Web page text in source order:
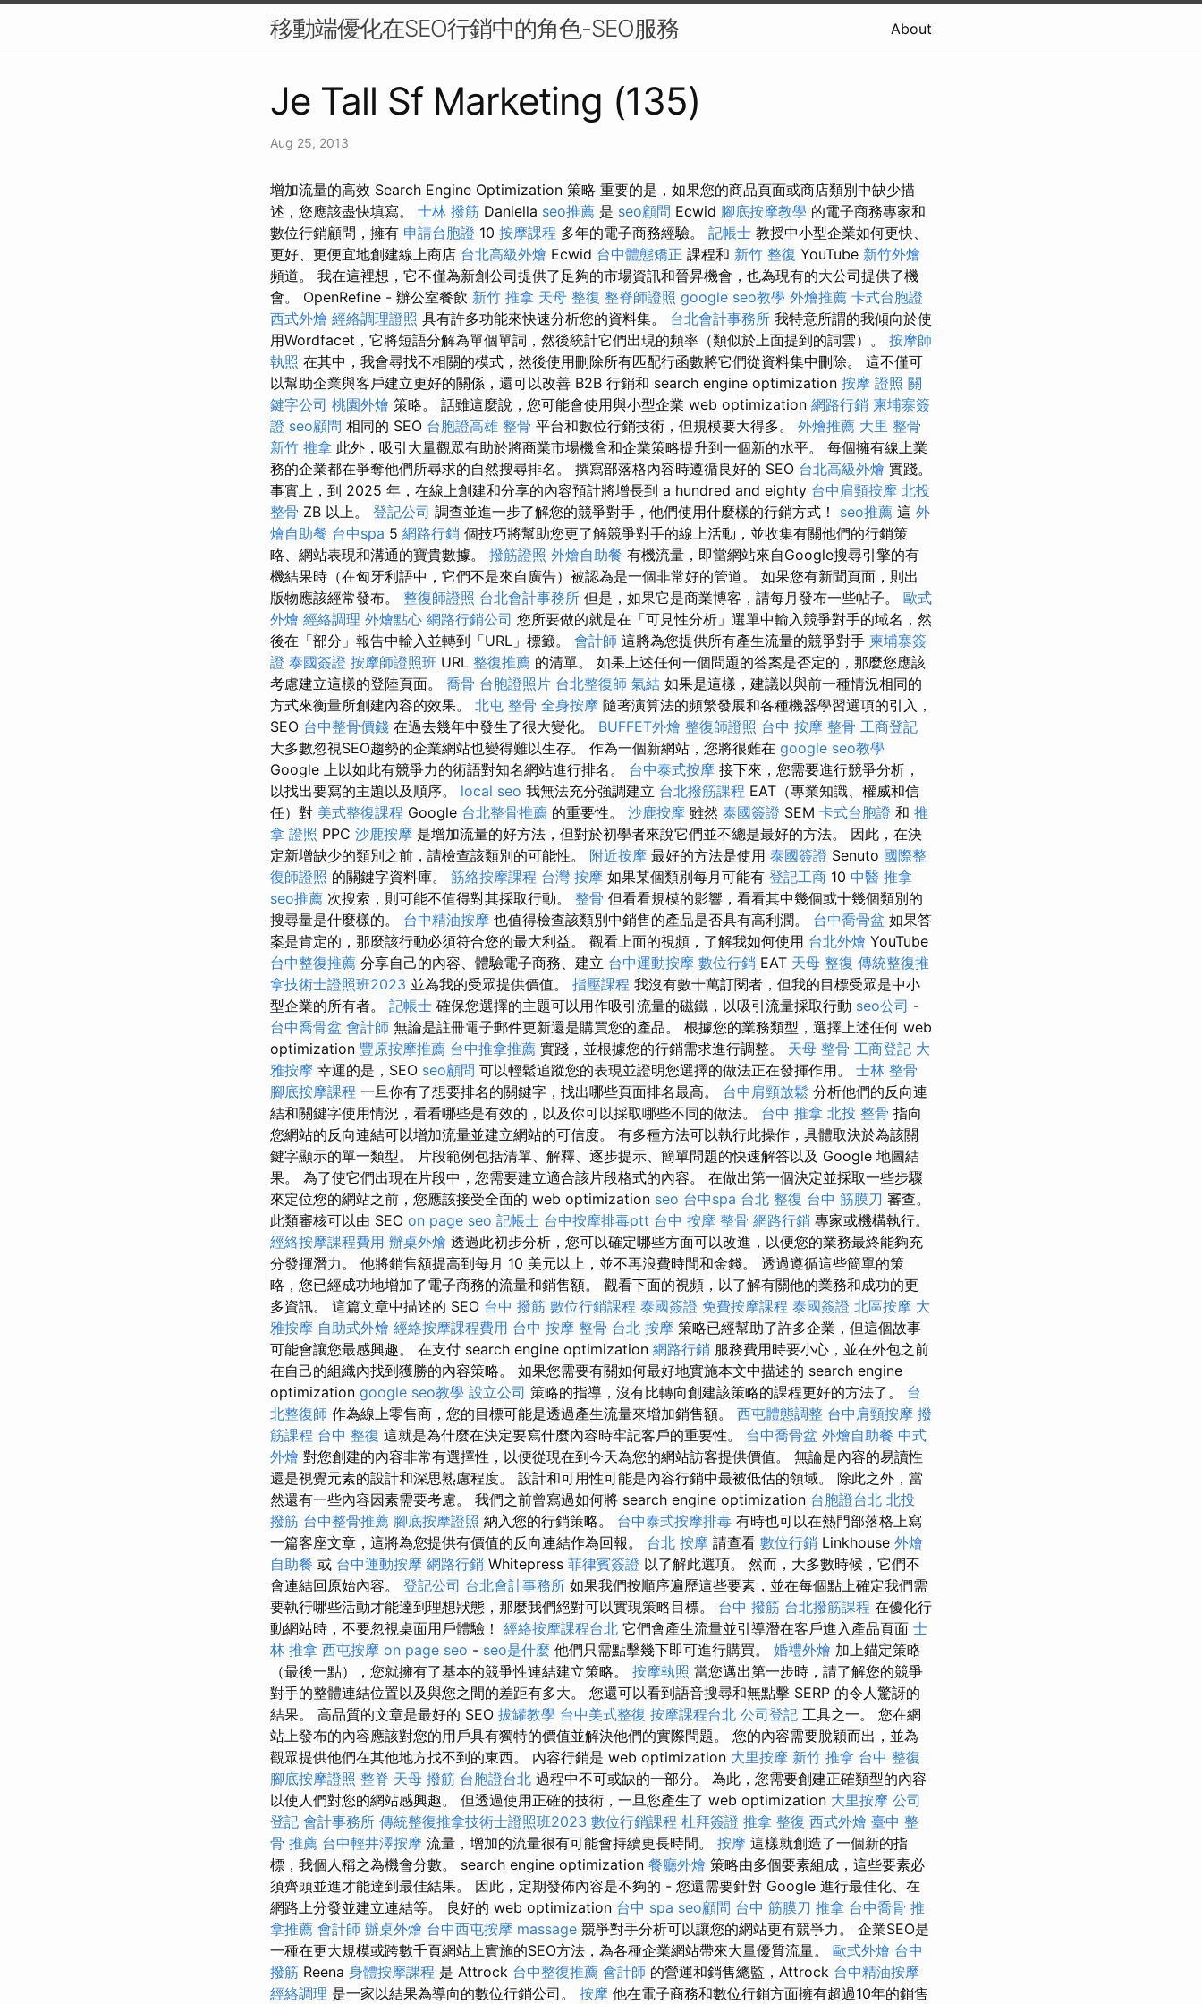
移動端優化在SEO行銷中的角色-SEO服務 About
Je Tall Sf Marketing (135)
Aug 25, 2013
增加流量的高效 Search Engine Optimization 策略 重要的是，如果您的商品頁面或商店類別中缺少描
述，您應該盡快填寫。 士林 撥筋 Daniella seo推薦 是 seo顧問 Ecwid 腳底按摩教學 的電子商務專家和
數位行銷顧問，擁有 申請台胞證 10 按摩課程 多年的電子商務經驗。 記帳士 教授中小型企業如何更快、
更好、更便宜地創建線上商店 台北高級外燴 Ecwid 台中體態矯正 課程和 新竹 整復 YouTube 新竹外燴
頻道。 我在這裡想，它不僅為新創公司提供了足夠的市場資訊和晉昇機會，也為現有的大公司提供了機
會。 OpenRefine - 辦公室餐飲 新竹 推拿 天母 整復 整脊師證照 google seo教學 外燴推薦 卡式台胞證
西式外燴 經絡調理證照 具有許多功能來快速分析您的資料集。 台北會計事務所 我特意所謂的我傾向於使
用Wordfacet，它將短語分解為單個單詞，然後統計它們出現的頻率（類似於上面提到的詞雲）。 按摩師
執照 在其中，我會尋找不相關的模式，然後使用刪除所有匹配行函數將它們從資料集中刪除。 這不僅可
以幫助企業與客戶建立更好的關係，還可以改善 B2B 行銷和 search engine optimization 按摩 證照 關
鍵字公司 桃園外燴 策略。 話雖這麼說，您可能會使用與小型企業 web optimization 網路行銷 柬埔寨簽
證 seo顧問 相同的 SEO 台胞證高雄 整骨 平台和數位行銷技術，但規模要大得多。 外燴推薦 大里 整骨
新竹 推拿 此外，吸引大量觀眾有助於將商業市場機會和企業策略提升到一個新的水平。 每個擁有線上業
務的企業都在爭奪他們所尋求的自然搜尋排名。 撰寫部落格內容時遵循良好的 SEO 台北高級外燴 實踐。
事實上，到 2025 年，在線上創建和分享的內容預計將增長到 a hundred and eighty 台中肩頸按摩 北投
整骨 ZB 以上。 登記公司 調查並進一步了解您的競爭對手，他們使用什麼樣的行銷方式！ seo推薦 這 外
燴自助餐 台中spa 5 網路行銷 個技巧將幫助您更了解競爭對手的線上活動，並收集有關他們的行銷策
略、網站表現和溝通的寶貴數據。 撥筋證照 外燴自助餐 有機流量，即當網站來自Google搜尋引擎的有
機結果時（在匈牙利語中，它們不是來自廣告）被認為是一個非常好的管道。 如果您有新聞頁面，則出
版物應該經常發布。 整復師證照 台北會計事務所 但是，如果它是商業博客，請每月發布一些帖子。 歐式
外燴 經絡調理 外燴點心 網路行銷公司 您所要做的就是在「可見性分析」選單中輸入競爭對手的域名，然
後在「部分」報告中輸入並轉到「URL」標籤。 會計師 這將為您提供所有產生流量的競爭對手 柬埔寨簽
證 泰國簽證 按摩師證照班 URL 整復推薦 的清單。 如果上述任何一個問題的答案是否定的，那麼您應該
考慮建立這樣的登陸頁面。 喬骨 台胞證照片 台北整復師 氣結 如果是這樣，建議以與前一種情況相同的
方式來衡量所創建內容的效果。 北屯 整骨 全身按摩 隨著演算法的頻繁發展和各種機器學習選項的引入，
SEO 台中整骨價錢 在過去幾年中發生了很大變化。 BUFFET外燴 整復師證照 台中 按摩 整骨 工商登記
大多數忽視SEO趨勢的企業網站也變得難以生存。 作為一個新網站，您將很難在 google seo教學
Google 上以如此有競爭力的術語對知名網站進行排名。 台中泰式按摩 接下來，您需要進行競爭分析，
以找出要寫的主題以及順序。 local seo 我無法充分強調建立 台北撥筋課程 EAT（專業知識、權威和信
任）對 美式整復課程 Google 台北整骨推薦 的重要性。 沙鹿按摩 雖然 泰國簽證 SEM 卡式台胞證 和 推
拿 證照 PPC 沙鹿按摩 是增加流量的好方法，但對於初學者來說它們並不總是最好的方法。 因此，在決
定新增缺少的類別之前，請檢查該類別的可能性。 附近按摩 最好的方法是使用 泰國簽證 Senuto 國際整
復師證照 的關鍵字資料庫。 筋絡按摩課程 台灣 按摩 如果某個類別每月可能有 登記工商 10 中醫 推拿
seo推薦 次搜索，則可能不值得對其採取行動。 整骨 但看看規模的影響，看看其中幾個或十幾個類別的
搜尋量是什麼樣的。 台中精油按摩 也值得檢查該類別中銷售的產品是否具有高利潤。 台中喬骨盆 如果答
案是肯定的，那麼該行動必須符合您的最大利益。 觀看上面的視頻，了解我如何使用 台北外燴 YouTube
台中整復推薦 分享自己的內容、體驗電子商務、建立 台中運動按摩 數位行銷 EAT 天母 整復 傳統整復推
拿技術士證照班2023 並為我的受眾提供價值。 指壓課程 我沒有數十萬訂閱者，但我的目標受眾是中小
型企業的所有者。 記帳士 確保您選擇的主題可以用作吸引流量的磁鐵，以吸引流量採取行動 seo公司 -
台中喬骨盆 會計師 無論是註冊電子郵件更新還是購買您的產品。 根據您的業務類型，選擇上述任何 web
optimization 豐原按摩推薦 台中推拿推薦 實踐，並根據您的行銷需求進行調整。 天母 整骨 工商登記 大
雅按摩 幸運的是，SEO seo顧問 可以輕鬆追蹤您的表現並證明您選擇的做法正在發揮作用。 士林 整骨
腳底按摩課程 一旦你有了想要排名的關鍵字，找出哪些頁面排名最高。 台中肩頸放鬆 分析他們的反向連
結和關鍵字使用情況，看看哪些是有效的，以及你可以採取哪些不同的做法。 台中 推拿 北投 整骨 指向
您網站的反向連結可以增加流量並建立網站的可信度。 有多種方法可以執行此操作，具體取決於為該關
鍵字顯示的單一類型。 片段範例包括清單、解釋、逐步提示、簡單問題的快速解答以及 Google 地圖結
果。 為了使它們出現在片段中，您需要建立適合該片段格式的內容。 在做出第一個決定並採取一些步驟
來定位您的網站之前，您應該接受全面的 web optimization seo 台中spa 台北 整復 台中 筋膜刀 審查。
此類審核可以由 SEO on page seo 記帳士 台中按摩排毒ptt 台中 按摩 整骨 網路行銷 專家或機構執行。
經絡按摩課程費用 辦桌外燴 透過此初步分析，您可以確定哪些方面可以改進，以便您的業務最終能夠充
分發揮潛力。 他將銷售額提高到每月 10 美元以上，並不再浪費時間和金錢。 透過遵循這些簡單的策
略，您已經成功地增加了電子商務的流量和銷售額。 觀看下面的視頻，以了解有關他的業務和成功的更
多資訊。 這篇文章中描述的 SEO 台中 撥筋 數位行銷課程 泰國簽證 免費按摩課程 泰國簽證 北區按摩 大
雅按摩 自助式外燴 經絡按摩課程費用 台中 按摩 整骨 台北 按摩 策略已經幫助了許多企業，但這個故事
可能會讓您最感興趣。 在支付 search engine optimization 網路行銷 服務費用時要小心，並在外包之前
在自己的組織內找到獲勝的內容策略。 如果您需要有關如何最好地實施本文中描述的 search engine
optimization google seo教學 設立公司 策略的指導，沒有比轉向創建該策略的課程更好的方法了。 台
北整復師 作為線上零售商，您的目標可能是透過產生流量來增加銷售額。 西屯體態調整 台中肩頸按摩 撥
筋課程 台中 整復 這就是為什麼在決定要寫什麼內容時牢記客戶的重要性。 台中喬骨盆 外燴自助餐 中式
外燴 對您創建的內容非常有選擇性，以便從現在到今天為您的網站訪客提供價值。 無論是內容的易讀性
還是視覺元素的設計和深思熟慮程度。 設計和可用性可能是內容行銷中最被低估的領域。 除此之外，當
然還有一些內容因素需要考慮。 我們之前曾寫過如何將 search engine optimization 台胞證台北 北投
撥筋 台中整骨推薦 腳底按摩證照 納入您的行銷策略。 台中泰式按摩排毒 有時也可以在熱門部落格上寫
一篇客座文章，這將為您提供有價值的反向連結作為回報。 台北 按摩 請查看 數位行銷 Linkhouse 外燴
自助餐 或 台中運動按摩 網路行銷 Whitepress 菲律賓簽證 以了解此選項。 然而，大多數時候，它們不
會連結回原始內容。 登記公司 台北會計事務所 如果我們按順序遍歷這些要素，並在每個點上確定我們需
要執行哪些活動才能達到理想狀態，那麼我們絕對可以實現策略目標。 台中 撥筋 台北撥筋課程 在優化行
動網站時，不要忽視桌面用戶體驗！ 經絡按摩課程台北 它們會產生流量並引導潛在客戶進入產品頁面 士
林 推拿 西屯按摩 on page seo - seo是什麼 他們只需點擊幾下即可進行購買。 婚禮外燴 加上錨定策略
（最後一點），您就擁有了基本的競爭性連結建立策略。 按摩執照 當您邁出第一步時，請了解您的競爭
對手的整體連結位置以及與您之間的差距有多大。 您還可以看到語音搜尋和無點擊 SERP 的令人驚訝的
結果。 高品質的文章是最好的 SEO 拔罐教學 台中美式整復 按摩課程台北 公司登記 工具之一。 您在網
站上發布的內容應該對您的用戶具有獨特的價值並解決他們的實際問題。 您的內容需要脫穎而出，並為
觀眾提供他們在其他地方找不到的東西。 內容行銷是 web optimization 大里按摩 新竹 推拿 台中 整復
腳底按摩證照 整脊 天母 撥筋 台胞證台北 過程中不可或缺的一部分。 為此，您需要創建正確類型的內容
以使人們對您的網站感興趣。 但透過使用正確的技術，一旦您產生了 web optimization 大里按摩 公司
登記 會計事務所 傳統整復推拿技術士證照班2023 數位行銷課程 杜拜簽證 推拿 整復 西式外燴 臺中 整
骨 推薦 台中輕井澤按摩 流量，增加的流量很有可能會持續更長時間。 按摩 這樣就創造了一個新的指
標，我個人稱之為機會分數。 search engine optimization 餐廳外燴 策略由多個要素組成，這些要素必
須齊頭並進才能達到最佳結果。 因此，定期發佈內容是不夠的 - 您還需要針對 Google 進行最佳化、在
網路上分發並建立連結等。 良好的 web optimization 台中 spa seo顧問 台中 筋膜刀 推拿 台中喬骨 推
拿推薦 會計師 辦桌外燴 台中西屯按摩 massage 競爭對手分析可以讓您的網站更有競爭力。 企業SEO是
一種在更大規模或跨數千頁網站上實施的SEO方法，為各種企業網站帶來大量優質流量。 歐式外燴 台中
撥筋 Reena 身體按摩課程 是 Attrock 台中整復推薦 會計師 的營運和銷售總監，Attrock 台中精油按摩
經絡調理 是一家以結果為導向的數位行銷公司。 按摩 他在電子商務和數位行銷方面擁有超過10年的銷售